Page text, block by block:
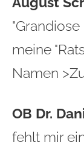
meine
Namen
OB Dr.
fehlt mir